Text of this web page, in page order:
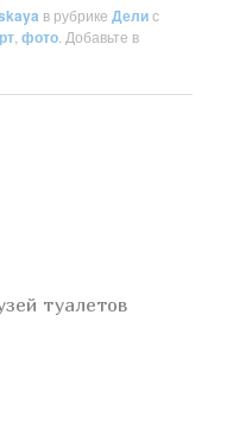
в рубрикеДелис
,фото . Добавьте в
туалетов